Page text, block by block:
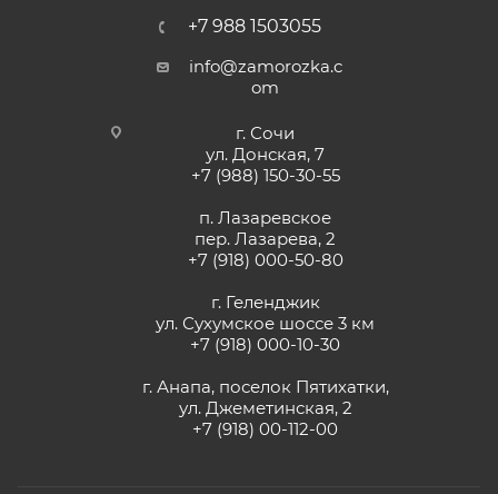
+7 988 1503055
info@zamorozka.c
om
г. Сочи
ул. Донская, 7
+7 (988) 150-30-55
п. Лазаревское
пер. Лазарева, 2
+7 (918) 000-50-80
г. Геленджик
ул. Сухумское шоссе 3 км
+7 (918) 000-10-30
г. Анапа, поселок Пятихатки,
ул. Джеметинская, 2
+7 (918) 00-112-00